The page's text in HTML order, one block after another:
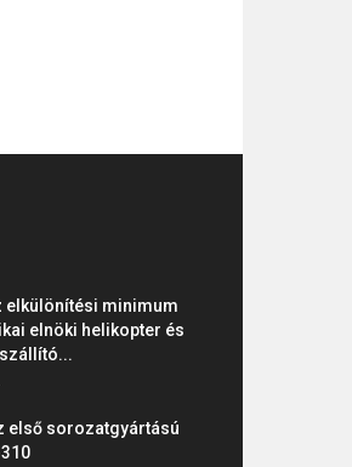
elkülönítési minimum
elnöki helikopter és
első sorozatgyártású